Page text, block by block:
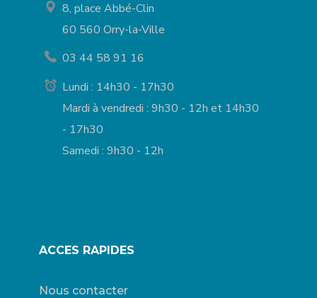
8, place Abbé-Clin
60 560 Orry-la-Ville
03 44 58 91 16
Lundi : 14h30 - 17h30
Mardi à vendredi : 9h30 - 12h et 14h30
- 17h30
Samedi : 9h30 - 12h
ACCES RAPIDES
Nous contacter